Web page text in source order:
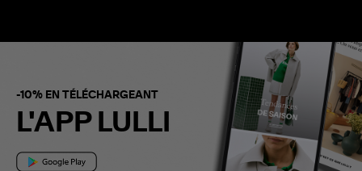
-10% EN TÉLÉCHARGEANT
L'APP LULLI